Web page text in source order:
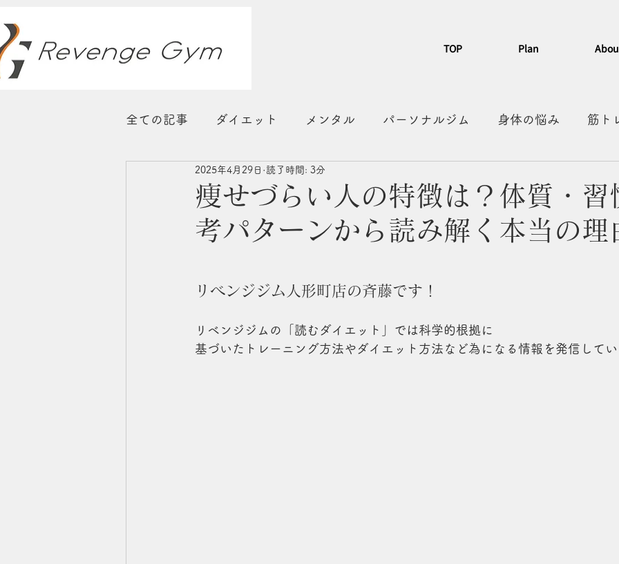
TOP Plan
全ての記事 ダイエット メンタル パーソナルジム 身体の悩み 筋ト
ストレス対策 習慣化
痩せづらい人の特徴は？体質・習
考パターンから読み解く本当の理
2025年4月29日 読了時間: 3分
リベンジジム人形町店の斉藤です！
リベンジジムの「読むダイエット」では科学的根拠に
基づいたトレーニング方法やダイエット方法など為になる情報を発信して